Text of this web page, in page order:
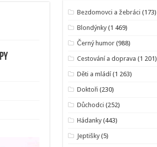
Bezdomovci a žebráci (173)
Blondýnky (1 469)
Černý humor (988)
Cestování a doprava (1 201)
Děti a mládí(1 263)
Doktoři (230)
Důchodci (252)
Hádanky (443)
Jeptišky (5)